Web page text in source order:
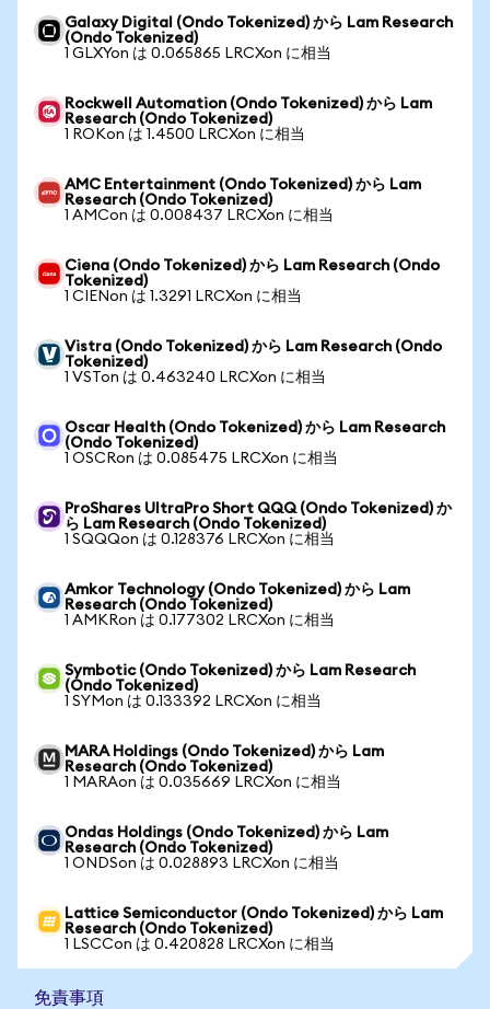
Galaxy Digital (Ondo Tokenized) から Lam Research
(Ondo Tokenized)
1 GLXYon は 0.065865 LRCXon に相当
Rockwell Automation (Ondo Tokenized) から Lam
Research (Ondo Tokenized)
1 ROKon は 1.4500 LRCXon に相当
AMC Entertainment (Ondo Tokenized) から Lam
Research (Ondo Tokenized)
1 AMCon は 0.008437 LRCXon に相当
Ciena (Ondo Tokenized) から Lam Research (Ondo
Tokenized)
1 CIENon は 1.3291 LRCXon に相当
Vistra (Ondo Tokenized) から Lam Research (Ondo
Tokenized)
1 VSTon は 0.463240 LRCXon に相当
Oscar Health (Ondo Tokenized) から Lam Research
(Ondo Tokenized)
1 OSCRon は 0.085475 LRCXon に相当
ProShares UltraPro Short QQQ (Ondo Tokenized) か
ら Lam Research (Ondo Tokenized)
1 SQQQon は 0.128376 LRCXon に相当
Amkor Technology (Ondo Tokenized) から Lam
Research (Ondo Tokenized)
1 AMKRon は 0.177302 LRCXon に相当
Symbotic (Ondo Tokenized) から Lam Research
(Ondo Tokenized)
1 SYMon は 0.133392 LRCXon に相当
MARA Holdings (Ondo Tokenized) から Lam
Research (Ondo Tokenized)
1 MARAon は 0.035669 LRCXon に相当
Ondas Holdings (Ondo Tokenized) から Lam
Research (Ondo Tokenized)
1 ONDSon は 0.028893 LRCXon に相当
Lattice Semiconductor (Ondo Tokenized) から Lam
Research (Ondo Tokenized)
1 LSCCon は 0.420828 LRCXon に相当
免責事項